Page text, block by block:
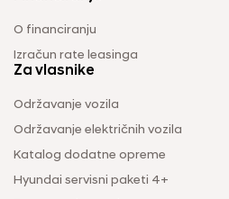
O financiranju
Izračun rate leasinga
Za vlasnike
Održavanje vozila
Održavanje električnih vozila
Katalog dodatne opreme
Hyundai servisni paketi 4+